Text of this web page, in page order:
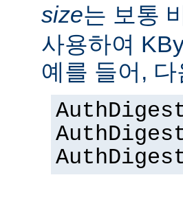
size는 보통
사용하여
예를 들어,